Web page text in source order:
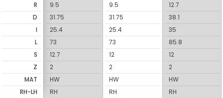
R
D
I
L
S
Z
MAT
RH-LH
9.5
31.75
25.4
73
12.7
2
HW
RH
9.5
31.75
25.4
73
12
2
HW
RH
12.7
38.1
35
85.8
12
2
HW
RH